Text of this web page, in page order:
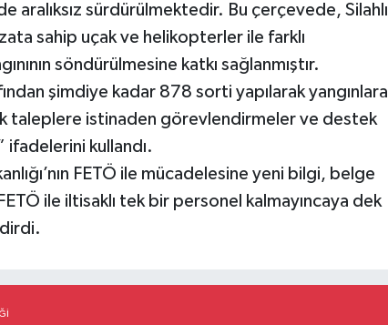
aralıksız sürdürülmektedir. Bu çerçevede, Silahlı
sahip uçak ve helikopterler ile farklı
söndürülmesine katkı sağlanmıştır.
şimdiye kadar 878 sorti yapılarak yangınlara
taleplere istinaden görevlendirmeler ve destek
kullandı.
FETÖ ile mücadelesine yeni bilgi, belge
ile iltisaklı tek bir personel kalmayıncaya dek